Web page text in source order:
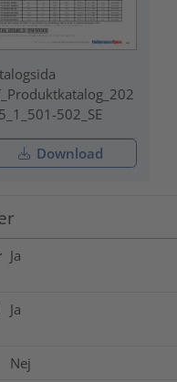
502_SE
Download
Ja
Ja
Nej